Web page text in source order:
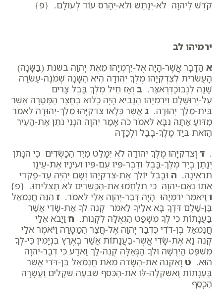
קֹדֶשׁ לַיהוָה לֹא-יִנָּתֵשׁ וְלֹא-יֵהָרֵס עוֹד לְעוֹלָם. {פ}
ירמיהו לב
א הַדָּבָר אֲשֶׁר-הָיָה אֶל-יִרְמְיָהוּ מֵאֵת יְהוָה בשנת (בַּשָּׁנָה)
הָעֲשִׂרִית לְצִדְקִיָּהוּ מֶלֶךְ יְהוּדָה הִיא הַשָּׁנָה שְׁמֹנֶה-עֶשְׂרֵה
שָׁנָה לִנְבוּכַדְרֶאצַּר. ב וְאָז חֵיל מֶלֶךְ בָּבֶל צָרִים
עַל-יְרוּשָׁלִָם וְיִרְמְיָהוּ הַנָּבִיא הָיָה כָלוּא בַּחֲצַר הַמַּטָּרָה אֲשֶׁר
בֵּית-מֶלֶךְ יְהוּדָה. ג אֲשֶׁר כְּלָאוֹ צִדְקִיָּהוּ מֶלֶךְ-יְהוּדָה לֵאמֹר
מַדּוּעַ אַתָּה נִבָּא לֵאמֹר כֹּה אָמַר יְהוָה הִנְנִי נֹתֵן אֶת-הָעִיר
הַזֹּאת בְּיַד מֶלֶךְ-בָּבֶל וּלְכָדָהּ
. ד וְצִדְקִיָּהוּ מֶלֶךְ יְהוּדָה לֹא יִמָּלֵט מִיַּד הַכַּשְׂדִּים כִּי הִנָּתֹן
יִנָּתֵן בְּיַד מֶלֶךְ-בָּבֶל וְדִבֶּר-פִּיו עִם-פִּיו וְעֵינָיו אֶת-עֵינָו
תִּרְאֶינָה. ה וּבָבֶל יוֹלִךְ אֶת-צִדְקִיָּהוּ וְשָׁם יִהְיֶה עַד-פָּקְדִי
אֹתוֹ נְאֻם-יְהוָה כִּי תִלָּחֲמוּ אֶת-הַכַּשְׂדִּים לֹא תַצְלִיחוּ. {פ}
ו וַיֹּאמֶר יִרְמְיָהוּ הָיָה דְּבַר-יְהוָה אֵלַי לֵאמֹר. ז הִנֵּה חֲנַמְאֵל
בֶּן-שַׁלֻּם דֹּדְךָ בָּא אֵלֶיךָ לֵאמֹר קְנֵה לְךָ אֶת-שָׂדִי אֲשֶׁר
בַּעֲנָתוֹת כִּי לְךָ מִשְׁפַּט הַגְּאֻלָּה לִקְנוֹת. ח וַיָּבֹא אֵלַי
חֲנַמְאֵל בֶּן-דֹּדִי כִּדְבַר יְהוָה אֶל-חֲצַר הַמַּטָּרָה וַיֹּאמֶר אֵלַי
קְנֵה נָא אֶת-שָׂדִי אֲשֶׁר-בַּעֲנָתוֹת אֲשֶׁר בְּאֶרֶץ בִּנְיָמִין כִּי-לְךָ
מִשְׁפַּט הַיְרֻשָּׁה וּלְךָ הַגְּאֻלָּה קְנֵה-לָךְ וָאֵדַע כִּי דְבַר-יְהוָה
הוּא. ט וָאֶקְנֶה אֶת-הַשָּׂדֶה מֵאֵת חֲנַמְאֵל בֶּן-דֹּדִי אֲשֶׁר
בַּעֲנָתוֹת וָאֶשְׁקְלָה-לּוֹ אֶת-הַכֶּסֶף שִׁבְעָה שְׁקָלִים וַעֲשָׂרָה
הַכָּסֶף